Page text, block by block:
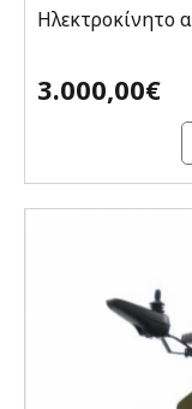
Ηλεκτροκίνητο
3.000,00€